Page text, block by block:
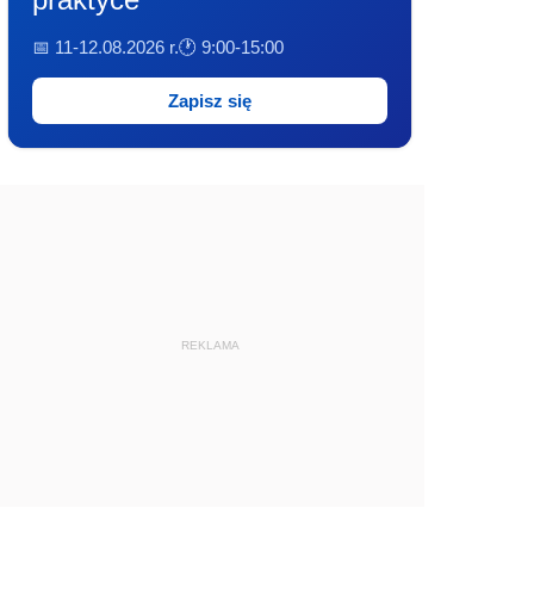
📅 11-12.08.2026 r.🕐 9:00-15:00
Zapisz się
REKLAMA